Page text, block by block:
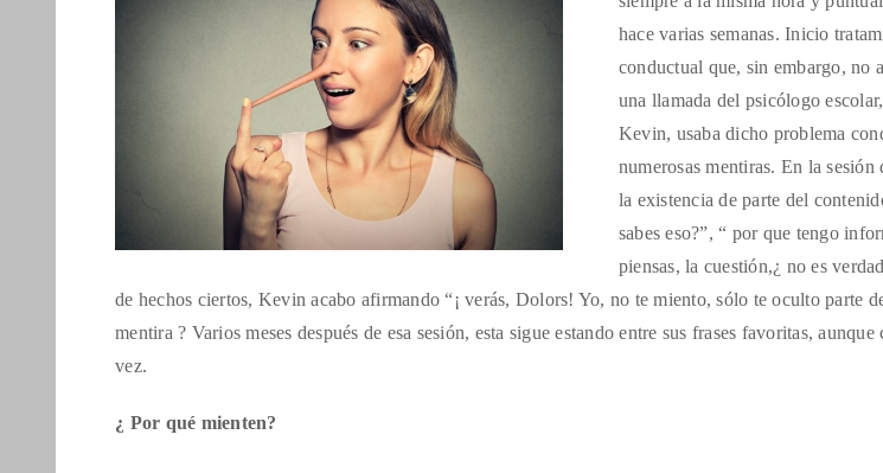
hace varias semanas. Inicio
conductual que, sin embargo, no
una llamada del psicólogo
Kevin, usaba dicho problema
numerosas mentiras. En la sesión
la existencia de parte del
sabes eso?”, “ por que tengo
piensas, la cuestión,¿ no es
de hechos ciertos, Kevin acabo afirmando “¡ verás, Dolors! Yo, no te miento, sólo te oculto parte
mentira ? Varios meses después de esa sesión, esta sigue estando entre sus frases favoritas,
vez.
¿ Por qué mienten?